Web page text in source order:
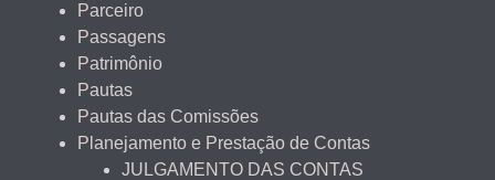
Parceiro
Passagens
Patrimônio
Pautas
Pautas das Comissões
Planejamento e Prestação de Contas
JULGAMENTO DAS CONTAS